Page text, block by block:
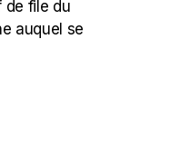
de file du
auquel se